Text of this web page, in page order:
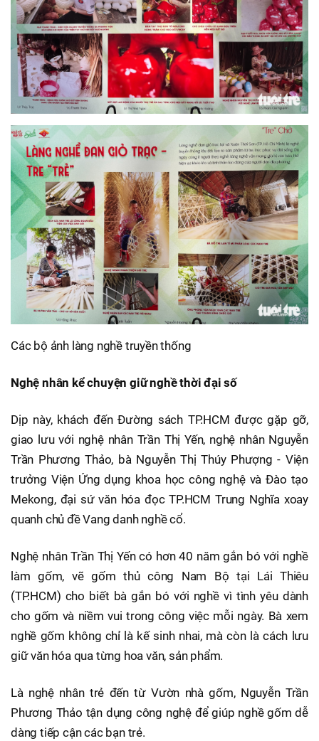
Các bộ ảnh làng nghề truyền thống
Nghệ nhân kể chuyện giữ nghề thời đại số
Dịp này, khách đến Đường sách TP.HCM được gặp gỡ,
giao lưu với nghệ nhân Trần Thị Yến, nghệ nhân Nguyễn
Trần Phương Thảo, bà Nguyễn Thị Thúy Phượng - Viện
trưởng Viện Ứng dụng khoa học công nghệ và Đào tạo
Mekong, đại sứ văn hóa đọc TP.HCM Trung Nghĩa xoay
quanh chủ đề Vang danh nghề cổ.
Nghệ nhân Trần Thị Yến có hơn 40 năm gắn bó với nghề
làm gốm, vẽ gốm thủ công Nam Bộ tại Lái Thiêu
(TP.HCM) cho biết bà gắn bó với nghề vì tình yêu dành
cho gốm và niềm vui trong công việc mỗi ngày. Bà xem
nghề gốm không chỉ là kế sinh nhai, mà còn là cách lưu
giữ văn hóa qua từng hoa văn, sản phẩm.
Là nghệ nhân trẻ đến từ Vườn nhà gốm, Nguyễn Trần
Phương Thảo tận dụng công nghệ để giúp nghề gốm dễ
dàng tiếp cận các bạn trẻ.